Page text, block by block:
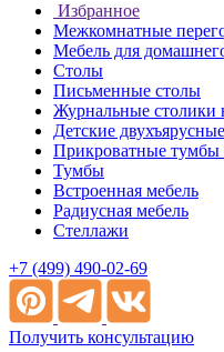
Избранное
Межкомнатные
Мебель для
Столы
Письменные столы
Журнальные столики
Детские
Прикроватные тумбы
Тумбы
Встроенная мебель
Радиусная мебель
Стеллажи
+7 (499) 490-02-69
Получить консультацию